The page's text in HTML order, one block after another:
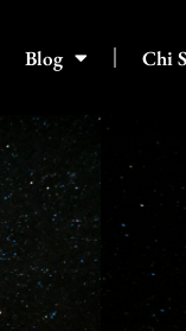
Blog Chi